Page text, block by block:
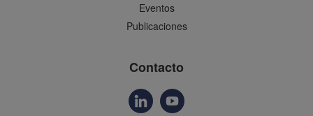
Eventos
Publicaciones
Contacto